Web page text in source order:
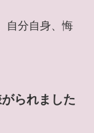
自分自身、悔
られました